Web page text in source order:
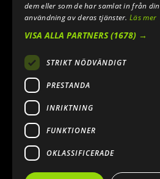
2026. ALL RIGHTS RESERVED.
POWERED BY EMPORI CMS
dem eller som de har samlat in från din
användning av deras tjänster.Läs mer
VISA ALLA PARTNERS(1678) →
STRIKT NÖDVÄNDIGT
PRESTANDA
INRIKTNING
FUNKTIONER
OKLASSIFICERADE